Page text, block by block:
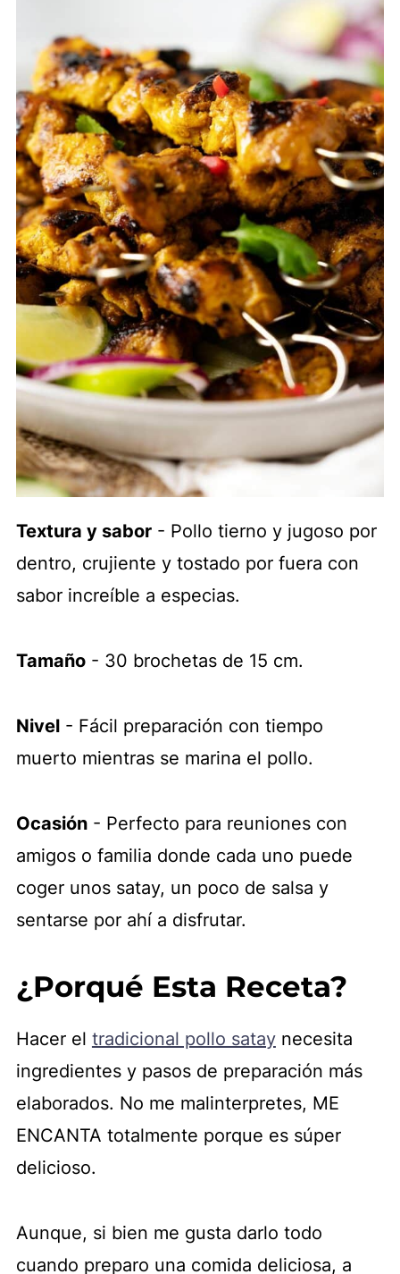
Textura y sabor- Pollo tierno y jugoso por
dentro, crujiente y tostado por fuera con
sabor increíble a especias.
Tamaño- 30 brochetas de 15 cm.
Nivel- Fácil preparación con tiempo
muerto mientras se marina el pollo.
Ocasión- Perfecto para reuniones con
amigos o familia donde cada uno puede
coger unos satay, un poco de salsa y
sentarse por ahí a disfrutar.
¿Porqué Esta Receta?
Hacer el tradicional pollo sataynecesita
ingredientes y pasos de preparación más
elaborados. No me malinterpretes, ME
ENCANTA totalmente porque es súper
delicioso.
Aunque, si bien me gusta darlo todo
cuando preparo una comida deliciosa, a